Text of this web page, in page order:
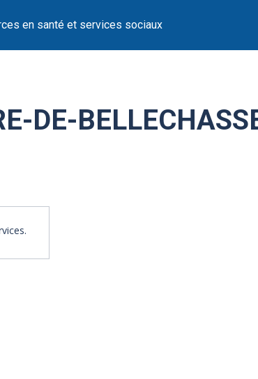
en santé et services sociaux
DE-